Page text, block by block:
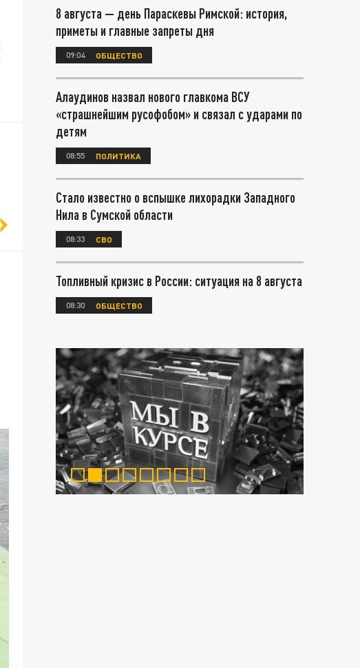
8 августа — день Параскевы Римской: история,
приметы и главные запреты дня
09:04 ОБЩЕСТВО
Алаудинов назвал нового главкома ВСУ
«страшнейшим русофобом» и связал с ударами по
детям
08:55 ПОЛИТИКА
Стало известно о вспышке лихорадки Западного
Нила в Сумской области
08:33 СВО
Топливный кризис в России: ситуация на 8 августа
08:30 ОБЩЕСТВО